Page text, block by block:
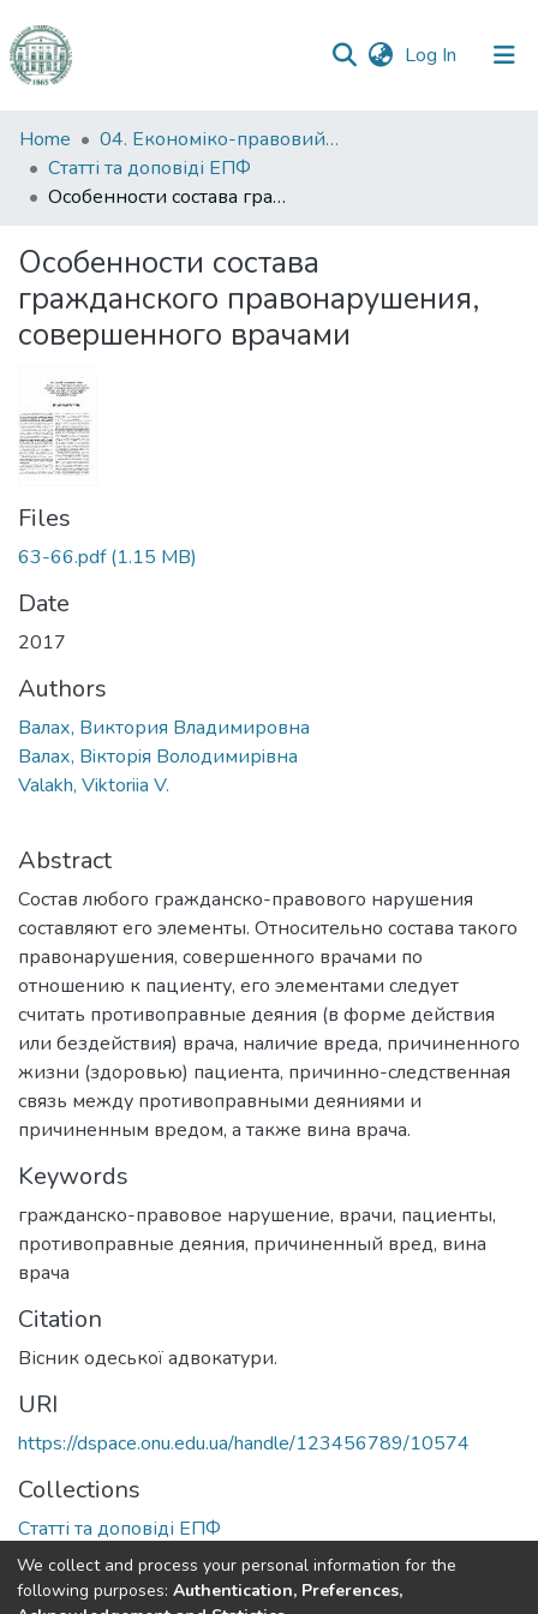
Log In (current)
Communities
&
Collections
Statistics
Home
04. Економіко-правовий факультет
Статті та доповіді ЕПФ
Особенности состава гражданского правонарушения, совершенного врачами
Особенности состава
гражданского правонарушения,
совершенного врачами
Files
63-66.pdf(1.15 MB)
Date
2017
Authors
Валах, Виктория Владимировна
Валах, Вiкторiя Володимирiвна
Valakh, Viktoriia V.
Abstract
Состав любого гражданско-правового нарушения
составляют его элементы. Относительно состава такого
правонарушения, совершенного врачами по
отношению к пациенту, его элементами следует
считать противоправные деяния (в форме действия
или бездействия) врача, наличие вреда, причиненного
жизни (здоровью) пациента, причинно-следственная
связь между противоправными деяниями и
причиненным вредом, а также вина врача.
Keywords
гражданско-правовое нарушение, врачи, пациенты,
противоправные деяния, причиненный вред, вина
врача
Citation
Вісник одеської адвокатури.
URI
https://dspace.onu.edu.ua/handle/123456789/10574
Collections
Статті та доповіді ЕПФ
Full item page
We collect and process your personal information for the
following purposes: Authentication, Preferences,